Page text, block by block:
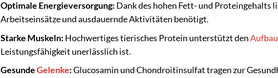
Optimale Energieversorgung: Dank des hohen Fett- und Proteingehalts
Arbeitseinsätze und ausdauernde Aktivitäten benötigt.
Starke Muskeln: Hochwertiges tierisches Protein unterstützt denAufbau
Leistungsfähigkeit unerlässlich ist.
GesundeGelenke:Glucosamin und Chondroitinsulfat tragen zur